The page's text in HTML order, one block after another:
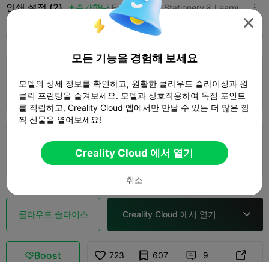
인쇄 설정 (2) 추가하다 Education  Stationery & Learning Tools 
 1d 03h  1 플레이트  445.25g
0.2mm layer, 2 walls, 15% infill
 01h 13m  1 플레이트
클라우드 슬라이스 Creality Cloud 에서 열기 
Boost 723 607  9 

모든 기능을 경험해 보세요
모델의 상세 정보를 확인하고, 원활한 클라우드 슬라이싱과 원
클릭 프린팅을 즐겨보세요. 모델과 상호작용하여 독점 포인트
를 적립하고, Creality Cloud 앱에서만 만날 수 있는 더 많은 깜
짝 선물을 열어보세요!
Creality Cloud 에서 열기
취소